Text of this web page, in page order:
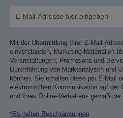
Mit der Übermittlung Ihrer E-Mail-
einverstanden, Marketing-Materialien
Veranstaltungen, Promotions und
Durchführung von Marktanalysen und
können. Sie erhalten diese per E-Mail
elektronischen Kommunikation auf der
und Ihres Online-Verhaltens gemäß der
*Es gelten Beschränkungen